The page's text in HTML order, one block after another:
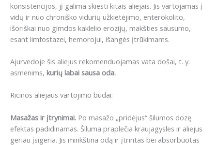
konsistencijos, jį galima skiesti kitais aliejais. Jis vartojamas į
vidų ir nuo chroniško vidurių užkietėjimo, enterokolito,
išoriškai nuo gimdos kaklelio erozijų, makšties sausumo,
esant limfostazei, hemorojui, išangės įtrūkimams.
Ajurvedoje šis aliejus rekomenduojamas vata došai, t. y.
asmenims, kurių labai sausa oda.
Ricinos aliejaus vartojimo būdai:
Masažas ir įtrynimai. Po masažo „pridėjus“ šilumos dozę
efektas padidinamas. Šiluma praplečia kraujagysles ir aliejus
geriau įsigeria. Jis minkština odą ir įtrintas bei absorbuotas